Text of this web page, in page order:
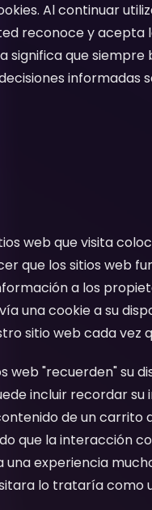
Al continuar
reconoce y acepta
significa que siempre
informadas
web que visita
que los sitios web
a los
una cookie a su
sitio web cada vez
"recuerden" su
incluir recordar su
de un carrito
que la interacción
una experiencia
lo trataría como